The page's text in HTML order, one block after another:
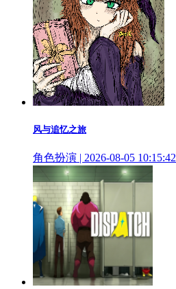
风与追忆之旅
角色扮演 | 2026-08-05 10:15:42